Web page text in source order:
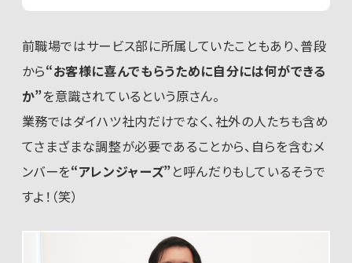
前職場ではサービス部に所属していたこともあり、普段
から“お客様に喜んでもらうために自分には何ができる
か”を意識されているという原さん。
業務ではダイハツ社内だけでなく、社外の人たちも含め
てさまざまな調整が必要であることから、自らを含むメ
ンバーを“アレンジャーズ”と呼んだりもしているそうで
すよ！（笑）